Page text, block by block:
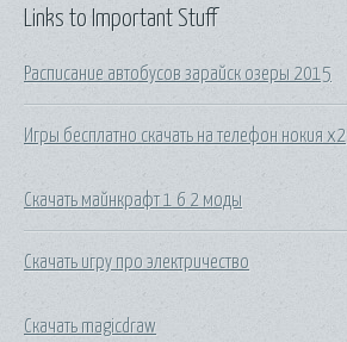
Links to Important Stuff
Расписание автобусов зарайск озеры 2015
Игры бесплатно скачать на телефон нокия х2
Скачать майнкрафт 1 6 2 моды
Скачать игру про электричество
Скачать magicdraw